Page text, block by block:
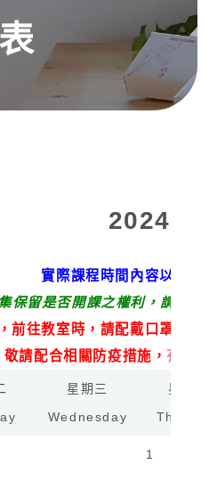
表
2024年
實際課程時間內容以各辦
保留是否開課之權利，請於上
前往教室時，請配戴口罩，並
敬請配合相關防疫措施，有您的
星期三
Wednesday
星期四
1